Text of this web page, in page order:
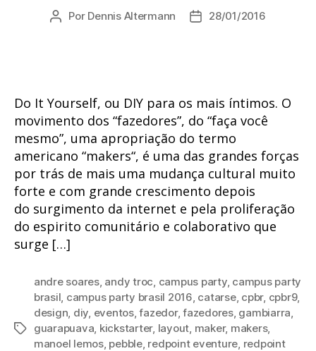
Autor
Por Dennis Altermann
Data28/01/2016
Do It Yourself, ou DIY para os mais íntimos. O
movimento dos “fazedores”, do “faça você
mesmo”, uma apropriação do termo
americano “makers“, é uma das grandes forças
por trás de mais uma mudança cultural muito
forte e com grande crescimento depois
do surgimento da internet e pela proliferação
do espirito comunitário e colaborativo que
surge […]
Tags
andre soares, andy troc, campus party, campus party
brasil, campus party brasil 2016, catarse, cpbr, cpbr9,
design, diy, eventos,fazedor,fazedores, gambiarra,
guarapuava, kickstarter, layout, maker, makers,
manoel lemos, pebble, redpoint eventure, redpoint